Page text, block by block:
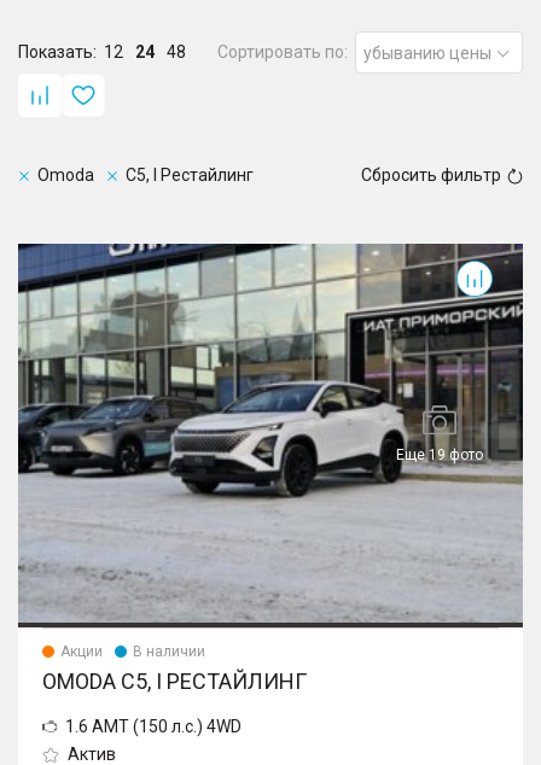
Показать: 12 24 48 Сортировать по: убыванию цены
Omoda C5, I Рестайлинг Сбросить фильтр
Еще 19 фото
C5, I Рестайлинг
Акции В наличии
OMODA C5, I РЕСТАЙЛИНГ
1.6 AMT (150 л.с.) 4WD
Актив